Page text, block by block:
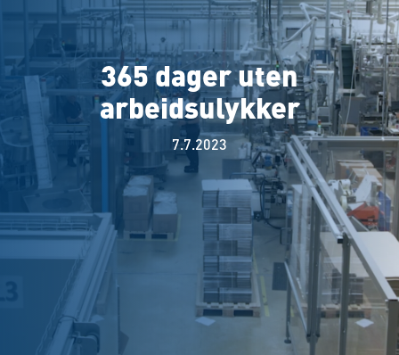
365 dager uten
arbeidsulykker
7.7.2023